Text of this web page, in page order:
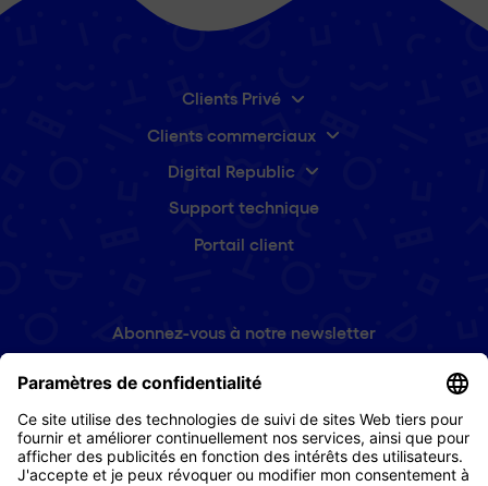
Clients Privé
Clients commerciaux
Digital Republic
Support technique
Portail client
Abonnez-vous à notre newsletter
E-
mail(Nécessaire)